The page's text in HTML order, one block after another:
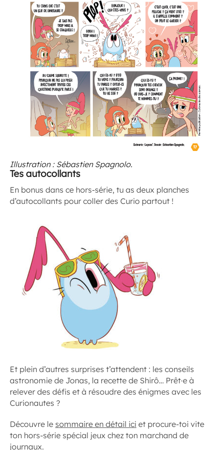
Illustration : Sébastien Spagnolo.
Tes autocollants
En bonus dans ce hors-série, tu as deux planches
d’autocollants pour coller des Curio partout !
Et plein d’autres surprises t’attendent : les conseils
astronomie de Jonas, la recette de Shirô… Prêt·e à
relever des défis et à résoudre des énigmes avec les
Curionautes ?
Découvre le sommaire en détail ici et procure-toi vite
ton hors-série spécial jeux chez ton marchand de
journaux.